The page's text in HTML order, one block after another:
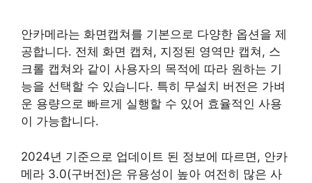
안카메라는 화면캡쳐를 기본으로 다양한 옵션을 제
공합니다. 전체 화면 캡쳐, 지정된 영역만 캡쳐, 스
크롤 캡쳐와 같이 사용자의 목적에 따라 원하는 기
능을 선택할 수 있습니다. 특히 무설치 버전은 가벼
운 용량으로 빠르게 실행할 수 있어 효율적인 사용
이 가능합니다.
2024년 기준으로 업데이트 된 정보에 따르면, 안카
메라 3.0(구버전)은 유용성이 높아 여전히 많은 사